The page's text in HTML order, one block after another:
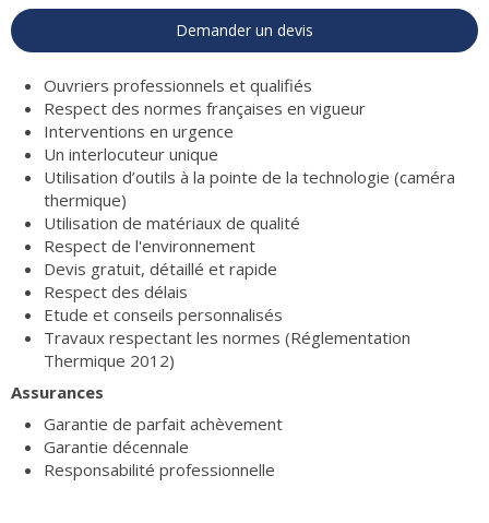
Demander un devis
Ouvriers professionnels et qualifiés
Respect des normes françaises en vigueur
Interventions en urgence
Un interlocuteur unique
Utilisation d’outils à la pointe de la technologie (caméra
thermique)
Utilisation de matériaux de qualité
Respect de l'environnement
Devis gratuit, détaillé et rapide
Respect des délais
Etude et conseils personnalisés
Travaux respectant les normes (Réglementation
Thermique 2012)
Assurances
Garantie de parfait achèvement
Garantie décennale
Responsabilité professionnelle